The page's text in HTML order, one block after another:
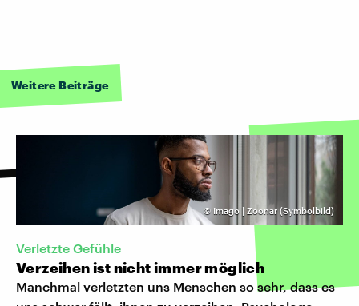
Weitere Beiträge
© Imago | Zoonar (Symbolbild)
Verletzte Gefühle
Verzeihen ist nicht immer möglich
Manchmal verletzten uns Menschen so sehr, dass es